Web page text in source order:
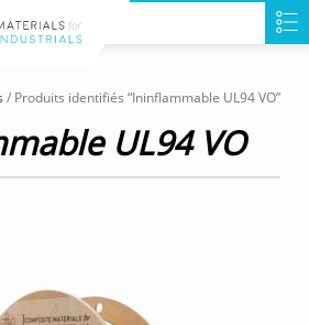
/ Produits identifiés “Ininflammable UL94 VO”
UL94 VO